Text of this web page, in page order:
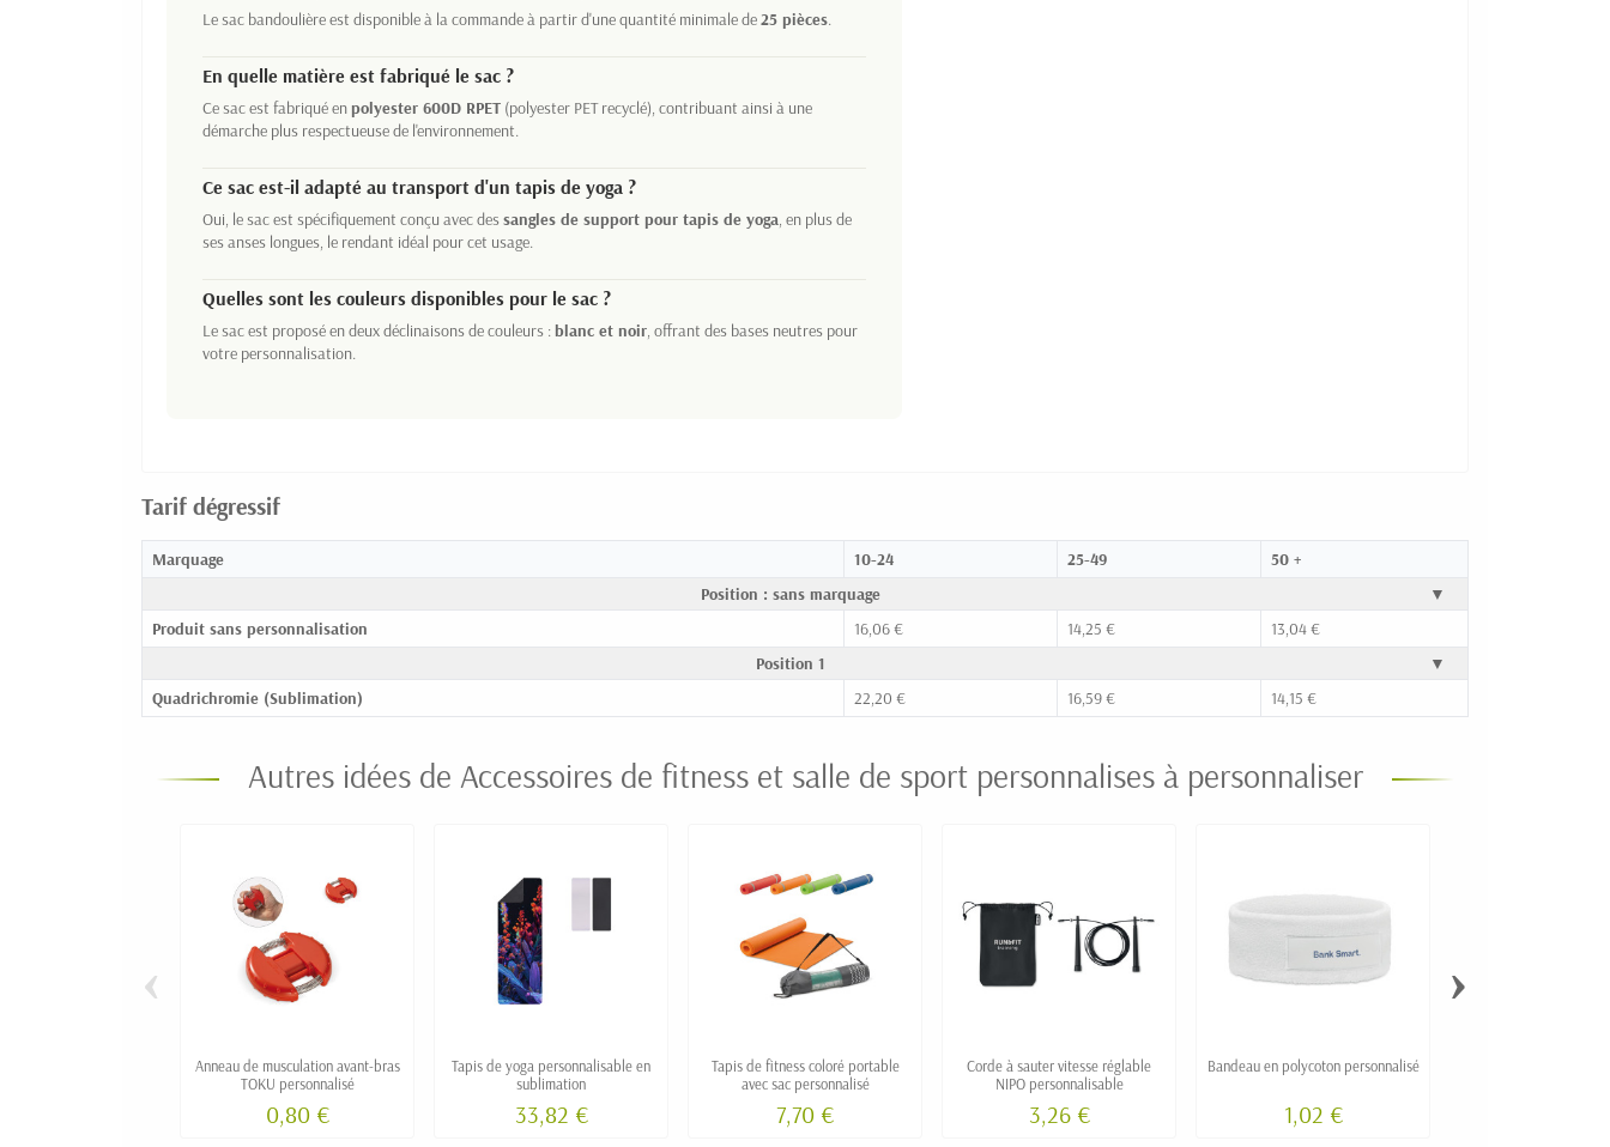
Le sac bandoulière est disponible à la commande à partir d'une quantité minimale de25 pièces.
En quelle matière est fabriqué le sac ?
Ce sac est fabriqué enpolyester 600D RPET (polyester PET recyclé), contribuant ainsi à une
démarche plus respectueuse de l'environnement.
Ce sac est-il adapté au transport d'un tapis de yoga ?
Oui, le sac est spécifiquement conçu avec dessangles de support pour tapis de yoga, en plus de
ses anses longues, le rendant idéal pour cet usage.
Quelles sont les couleurs disponibles pour le sac ?
Le sac est proposé en deux déclinaisons de couleurs :blanc et noir, offrant des bases neutres pour
votre personnalisation.
Tarif dégressif
Marquage 10-24 25-49
50 +
Position : sans marquage
▼
Produit sans personnalisation
16,06 € 14,25 €
13,04 €
Position 1
▼
Quadrichromie (Sublimation)
22,20 € 16,59 € 14,15 €
Autres idées de Accessoires de fitness et salle de sport personnalises à personnaliser
Anneau de musculation avant-bras
TOKU personnalisé
0,80 €
Tapis de yoga personnalisable en
sublimation
33,82 €
Tapis de fitness coloré portable
avec sac personnalisé
7,70 €
Corde à sauter vitesse réglable
NIPO personnalisable
3,26 €
Bandeau en polycoton personnalisé
1,02 €
‹ ›